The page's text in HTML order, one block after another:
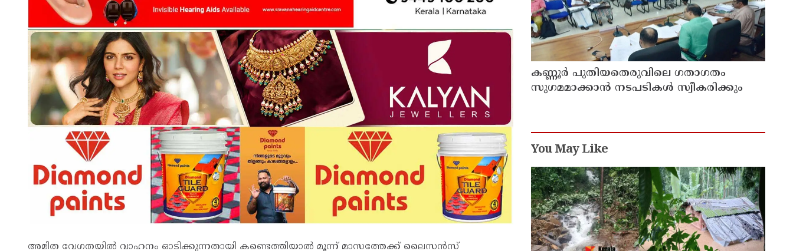
അമിത വേഗതയില്‍ വാഹനം ഓടിക്കുന്നതായി കണ്ടെത്തിയാല്‍ മൂന്ന് മാസത്തേക്ക് ലെെസൻസ്
കണ്ണൂർ പുതിയതെരുവിലെ ഗതാഗതം
സുഗമമാക്കാന്‍ നടപടികള്‍ സ്വീകരിക്കും
You May Like